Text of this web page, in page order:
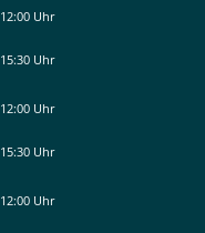
12:00Uhr
Von 08:00 bis 12:00 Uhr
15:30Uhr
Von 14:30 bis 15:30 Uhr
12:00Uhr
Von 08:00 bis 12:00 Uhr
15:30Uhr
Von 14:30 bis 15:30 Uhr
12:00Uhr